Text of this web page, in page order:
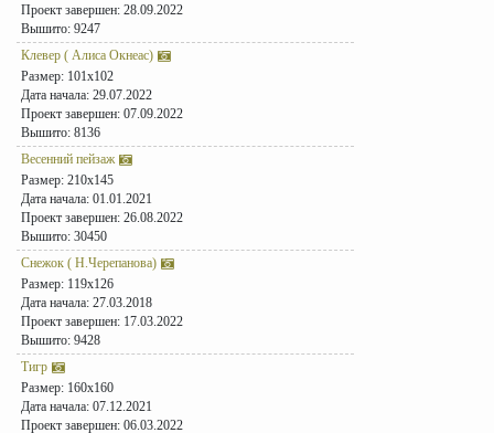
Проект завершен: 28.09.2022
Вышито: 9247
Клевер ( Алиса Окнеас)
Размер: 101x102
Дата начала: 29.07.2022
Проект завершен: 07.09.2022
Вышито: 8136
Весенний пейзаж
Размер: 210x145
Дата начала: 01.01.2021
Проект завершен: 26.08.2022
Вышито: 30450
Снежок ( Н.Черепанова)
Размер: 119x126
Дата начала: 27.03.2018
Проект завершен: 17.03.2022
Вышито: 9428
Тигр
Размер: 160x160
Дата начала: 07.12.2021
Проект завершен: 06.03.2022